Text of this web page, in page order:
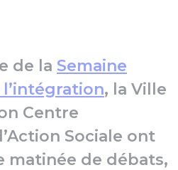
de la Semaine
, la Ville
Centre
Sociale ont
matinée de débats,